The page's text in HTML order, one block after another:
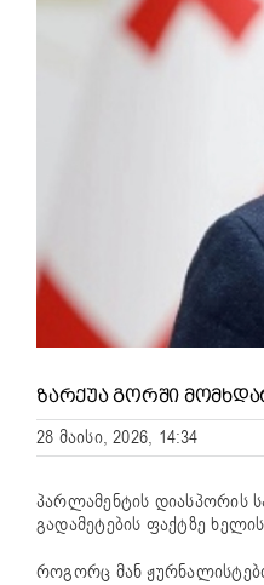
ᲖᲐᲠᲥᲣᲐ ᲒᲝᲠᲨᲘ
28 მაისი, 2026, 14:34
პარლამენტის დიასპორის
გადამეტების ფაქტზე
როგორც მან